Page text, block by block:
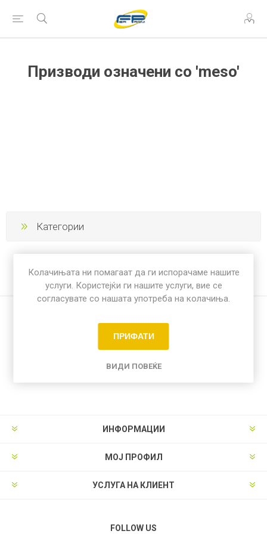
Призводи означени со 'meso'
Категории
Добијте ги најновите новостиДоставени секојдневно!
ИНФОРМАЦИИ
МОЈ ПРОФИЛ
УСЛУГА НА КЛИЕНТ
FOLLOW US
Колачињата ни помагаат да ги испорачаме нашите
услуги. Користејќи ги нашите услуги, вие се
согласувате со нашата употреба на колачиња.
ПРИФАТИ
ВИДИ ПОВЕЌЕ